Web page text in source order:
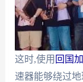
这时,使用 回国
速器能够绕过